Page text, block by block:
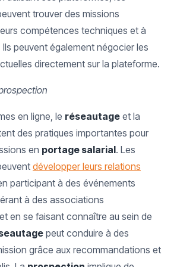
trouver des missions
compétences techniques et à
peuvent également négocier les
directement sur la plateforme.
en ligne, le réseautage et la
des pratiques importantes pour
en portage salarial. Les
développer leurs relations
participant à des événements
à des associations
en se faisant connaître au sein de
peut conduire à des
grâce aux recommandations et